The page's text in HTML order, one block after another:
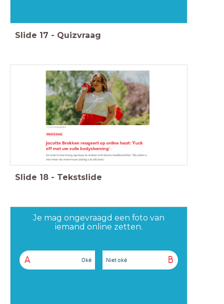
Slide 17 - Quizvraag
Slide 18 - Tekstslide
Je mag ongevraagd een foto van
iemand online zetten.
A Oké B
Niet oké